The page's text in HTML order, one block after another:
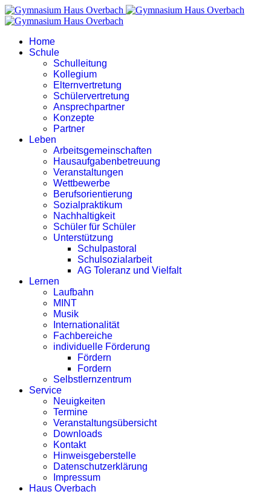
Home
Schule
Schulleitung
Kollegium
Elternvertretung
Schülervertretung
Ansprechpartner
Konzepte
Partner
Leben
Arbeitsgemeinschaften
Hausaufgabenbetreuung
Veranstaltungen
Wettbewerbe
Berufsorientierung
Sozialpraktikum
Nachhaltigkeit
Schüler für Schüler
Unterstützung
Schulpastoral
Schulsozialarbeit
AG Toleranz und Vielfalt
Lernen
Laufbahn
MINT
Musik
Internationalität
Fachbereiche
individuelle Förderung
Fördern
Fordern
Selbstlernzentrum
Service
Neuigkeiten
Termine
Veranstaltungsübersicht
Downloads
Kontakt
Hinweisgeberstelle
Datenschutzerklärung
Impressum
Haus Overbach